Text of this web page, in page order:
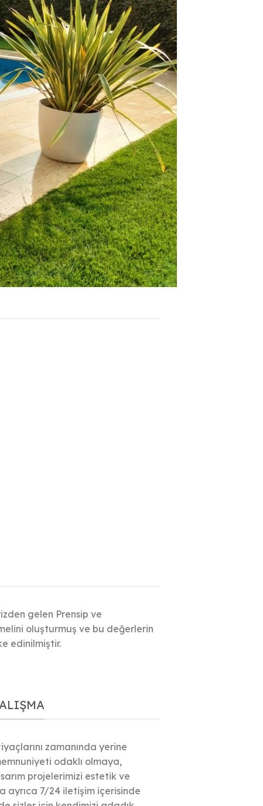
gelen Prensip ve
oluşturmuş ve bu değerlerin
edinilmiştir.
zamanında yerine
odaklı olmaya,
projelerimizi estetik ve
ayrıca 7/24 iletişim içerisinde